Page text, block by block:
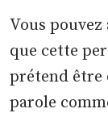
Vous
que cette
prétend être
parole